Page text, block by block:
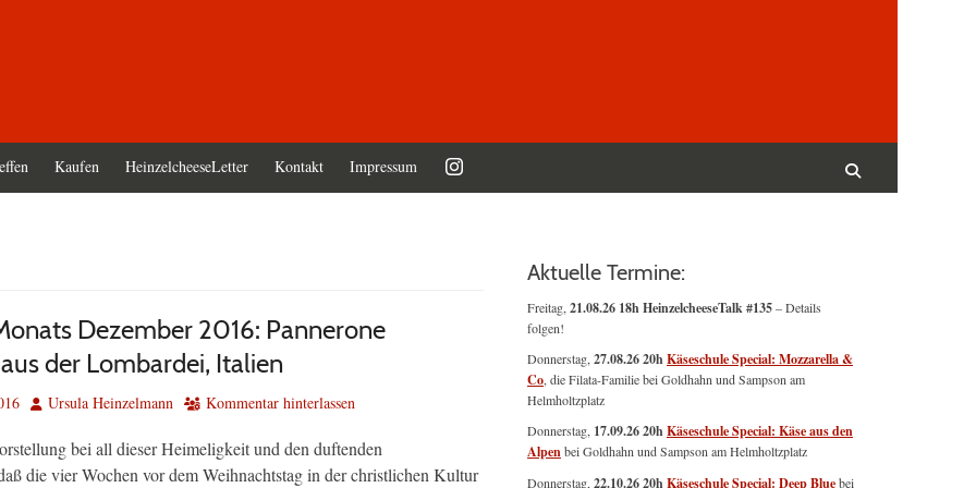
Kaufen HeinzelcheeseLetter Kontakt Impressum
Dezember 2016: Pannerone
der Lombardei, Italien
AutorUrsula Heinzelmann Kommentar hinterlassen
bei all dieser Heimeligkeit und den duftenden
die vier Wochen vor dem Weihnachtstag in der christlichen Kultur
Aktuelle Termine:
Freitag, 21.08.26 18h HeinzelcheeseTalk #135– Details
folgen!
Donnerstag, 27.08.26 20hKäseschule Special: Mozzarella &
Co , die Filata-Familie bei Goldhahn und Sampson am
Helmholtzplatz
Donnerstag, 17.09.26 20hKäseschule Special: Käse aus den
Alpenbei Goldhahn und Sampson am Helmholtzplatz
Donnerstag, 22.10.26 20hKäseschule Special: Deep Bluebei